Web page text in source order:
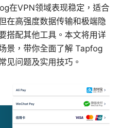
在VPN领域表现稳定，适合
在高强度数据传输和极端隐
搭配其他工具。本文将用详
景，带你全面了解 Tapfog
见问题及实用技巧。